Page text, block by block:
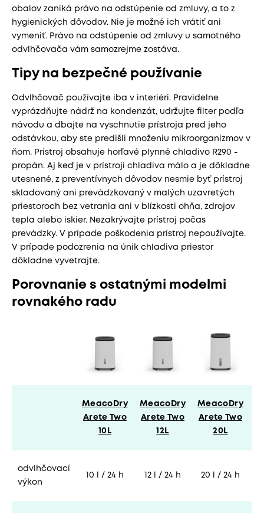
obalov zaniká právo na odstúpenie od zmluvy, a to z
hygienických dôvodov. Nie je možné ich vrátiť ani
vymeniť. Právo na odstúpenie od zmluvy u samotného
odvlhčovača vám samozrejme zostáva.
Tipy na bezpečné používanie
Odvlhčovač používajte iba v interiéri. Pravidelne
vyprázdňujte nádrž na kondenzát, udržujte filter podľa
návodu a dbajte na vyschnutie prístroja pred jeho
odstávkou, aby ste predišli množeniu mikroorganizmov v
ňom. Prístroj obsahuje horľavé plynné chladivo R290 -
propán. Aj keď je v prístroji chladiva málo a je dôkladne
utesnené, z preventívnych dôvodov nesmie byť prístroj
skladovaný ani prevádzkovaný v malých uzavretých
priestoroch bez vetrania ani v blízkosti ohňa, zdrojov
tepla alebo iskier. Nezakrývajte prístroj počas
prevádzky. V prípade poškodenia prístroj nepoužívajte.
V prípade podozrenia na únik chladiva priestor
dôkladne vyvetrajte.
Porovnanie s ostatnými modelmi
rovnakého radu
MeacoDry
Arete Two
10L
MeacoDry
Arete Two
12L
MeacoDry
Arete Two
20L
odvlhčovací
výkon
10 l / 24 h 12 l / 24 h 20 l / 24 h